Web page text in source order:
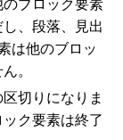
ブロック要素
、段落、見出
は他のブロッ
。
切りになりま
ク要素は終了